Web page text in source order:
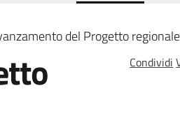
del Progetto
Condividi